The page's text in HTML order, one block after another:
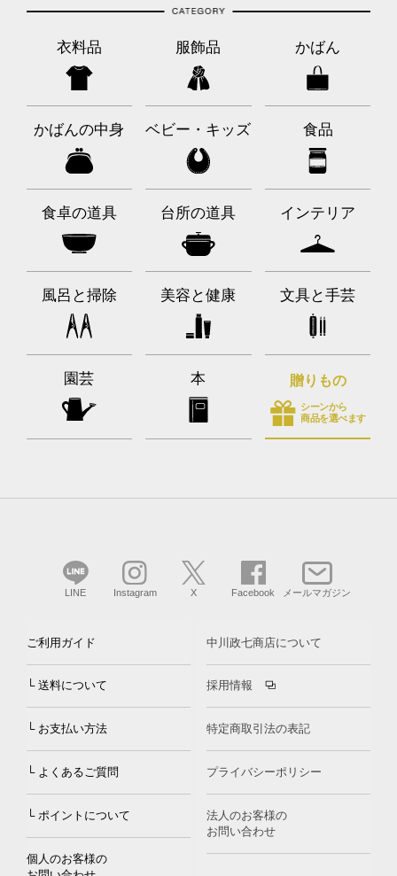
衣料品 服飾品 かばん
かばんの中身 ベビー・キッズ 食品
食卓の道具 台所の道具 インテリア
風呂と掃除 美容と健康 文具と手芸
園芸 本 贈りもの
シーンから
商品を選べます
LINE Instagram X Facebook メールマガジン
ご利用ガイド
└ 送料について
└ お支払い方法
└ よくあるご質問
└ ポイントについて
個人のお客様の
中川政七商店について
採用情報
特定商取引法の表記
プライバシーポリシー
法人のお客様の
お問い合わせ